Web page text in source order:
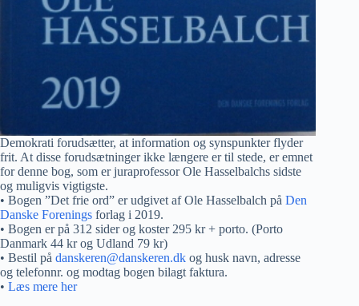
Demokrati forudsætter, at information og synspunkter flyder
frit. At disse forudsætninger ikke længere er til stede, er emnet
for denne bog, som er juraprofessor Ole Hasselbalchs sidste
og muligvis vigtigste.
• Bogen ”Det frie ord” er udgivet af Ole Hasselbalch på Den
Danske Forenings forlag i 2019.
• Bogen er på 312 sider og koster 295 kr + porto. (Porto
Danmark 44 kr og Udland 79 kr)
• Bestil på danskeren@danskeren.dk og husk navn, adresse
og telefonnr. og modtag bogen bilagt faktura.
• Læs mere her